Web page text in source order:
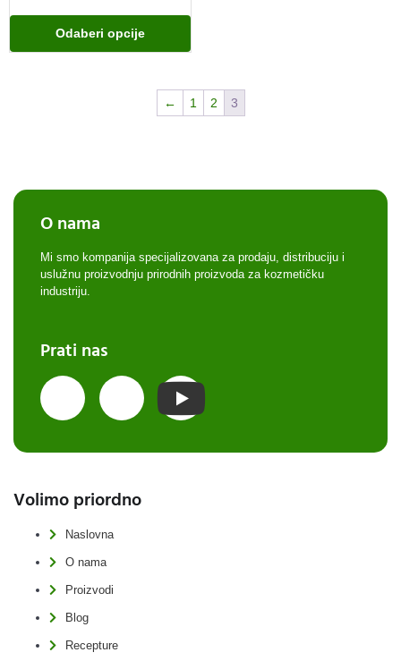
Odaberi opcije
← 1 2 3
O nama
Mi smo kompanija specijalizovana za prodaju, distribuciju i
uslužnu proizvodnju prirodnih proizvoda za kozmetičku
industriju.
Prati nas
Volimo priordno
Naslovna
O nama
Proizvodi
Blog
Recepture